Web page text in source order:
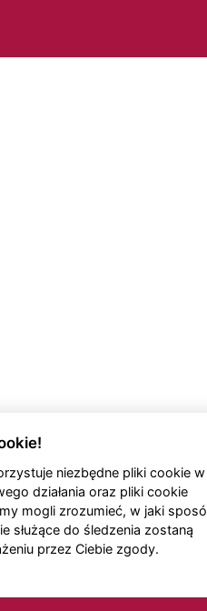
niezbędne pliki cookie w
działania oraz pliki cookie
mogli zrozumieć, w jaki
służące do śledzenia zostaną
przez Ciebie zgody.